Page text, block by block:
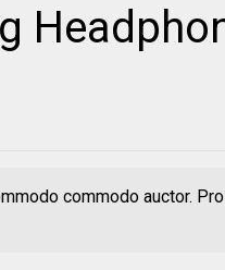
commodo auctor.